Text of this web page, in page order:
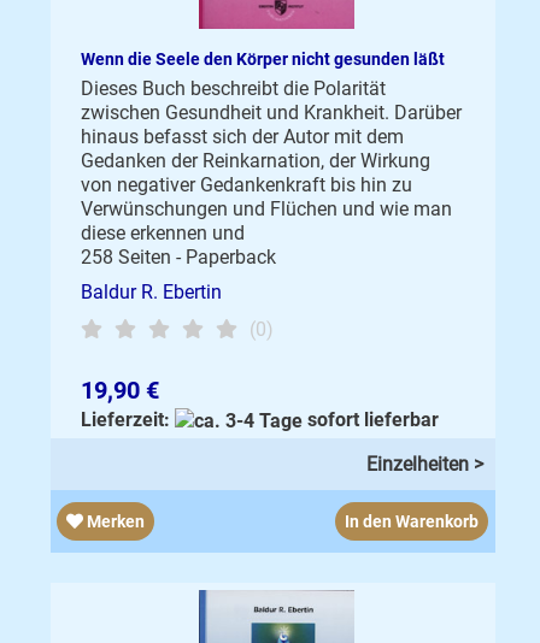
Wenn die Seele den Körper nicht gesunden läßt
Dieses Buch beschreibt die Polarität
zwischen Gesundheit und Krankheit. Darüber
hinaus befasst sich der Autor mit dem
Gedanken der Reinkarnation, der Wirkung
von negativer Gedankenkraft bis hin zu
Verwünschungen und Flüchen und wie man
diese erkennen und
258 Seiten - Paperback
Baldur R. Ebertin
(0)
19,90 €
Lieferzeit:
sofort lieferbar
Einzelheiten >
Merken In den Warenkorb